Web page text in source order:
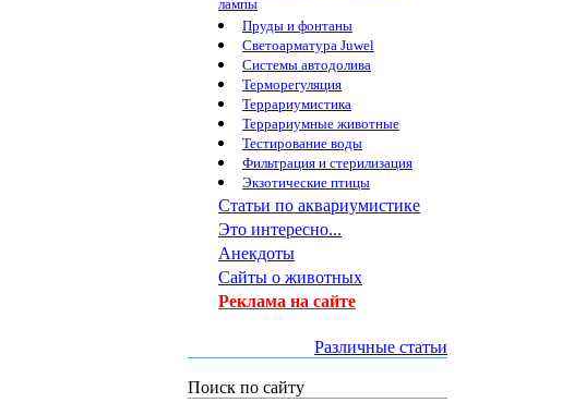
лампы
Пруды и фонтаны
Светоарматура Juwel
Системы автодолива
Терморегуляция
Террариумистика
Террариумные животные
Тестирование воды
Фильтрация и стерилизация
Экзотические птицы
Статьи по аквариумистике
Это интересно...
Анекдоты
Сайты о животных
Реклама на сайте
Различные статьи
Поиск по сайту